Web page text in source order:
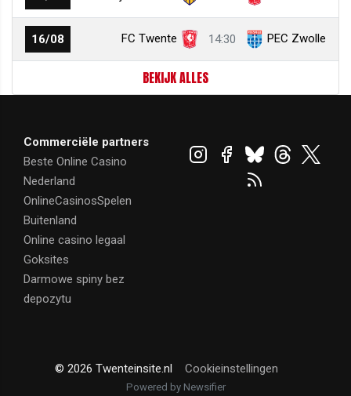
16/08 FC Twente 14:30 PEC Zwolle
BEKIJK ALLES
Commerciële partners
Beste Online Casino
Nederland
OnlineCasinosSpelen
Buitenland
Online casino legaal
Goksites
Darmowe spiny bez
depozytu
© 2026 Twenteinsite.nl Cookieinstellingen
Powered by Newsifier